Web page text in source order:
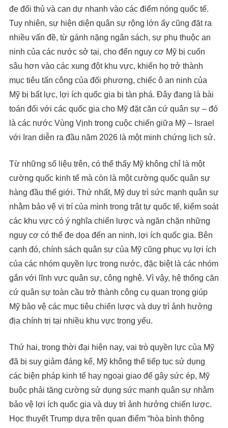
đe đối thủ và can dự nhanh vào các điểm nóng quốc tế.
Tuy nhiên, sự hiện diện quân sự rộng lớn ấy cũng đặt ra
nhiều vấn đề, từ gánh nặng ngân sách, sự phụ thuộc an
ninh của các nước sở tại, cho đến nguy cơ Mỹ bị cuốn
sâu hơn vào các xung đột khu vực, khiến họ trở thành
mục tiêu tấn công của đối phương, chiếc ô an ninh của
Mỹ bị bất lực, lợi ích quốc gia bị tàn phá. Đây đang là bài
toán đối với các quốc gia cho Mỹ đặt căn cứ quân sự – đó
là các nước Vùng Vịnh trong cuộc chiến giữa Mỹ – Israel
với Iran diễn ra đầu năm 2026 là một minh chứng lịch sử.
Từ những số liệu trên, có thể thấy Mỹ không chỉ là một
cường quốc kinh tế mà còn là một cường quốc quân sự
hàng đầu thế giới. Thứ nhất, Mỹ duy trì sức mạnh quân sự
nhằm bảo vệ vị trí của mình trong trật tự quốc tế, kiểm soát
các khu vực có ý nghĩa chiến lược và ngăn chặn những
nguy cơ có thể đe dọa đến an ninh, lợi ích quốc gia. Bên
cạnh đó, chính sách quân sự của Mỹ cũng phục vụ lợi ích
của các nhóm quyền lực trong nước, đặc biệt là các nhóm
gắn với lĩnh vực quân sự, công nghệ. Vì vậy, hệ thống căn
cứ quân sự toàn cầu trở thành công cụ quan trọng giúp
Mỹ bảo vệ các mục tiêu chiến lược và duy trì ảnh hưởng
địa chính trị tại nhiều khu vực trọng yếu.
Thứ hai, trong thời đại hiện nay, vai trò quyền lực của Mỹ
đã bị suy giảm đáng kể, Mỹ không thể tiếp tục sử dụng
các biện pháp kinh tế hay ngoại giao để gây sức ép, Mỹ
buộc phải tăng cường sử dụng sức mạnh quân sự nhằm
bảo vệ lợi ích quốc gia và duy trì ảnh hưởng chiến lược.
Học thuyết Trump dựa trên quan điểm “hòa bình thông